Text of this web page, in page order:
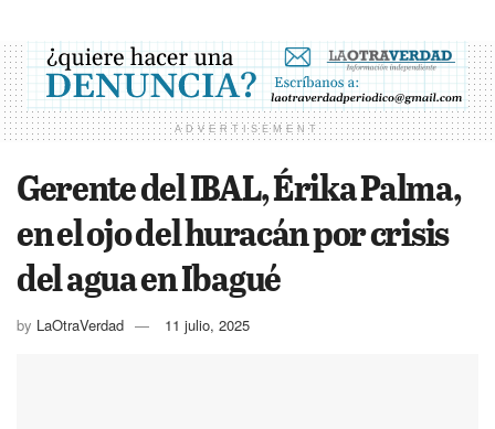
ADVERTISEMENT
Gerente del IBAL, Érika Palma,
en el ojo del huracán por crisis
del agua en Ibagué
by LaOtraVerdad 11 julio, 2025